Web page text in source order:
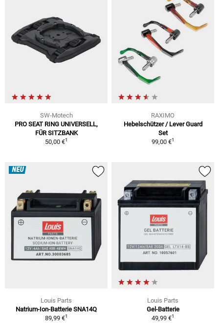
SW-Motech
PRO SEAT RING UNIVERSELL,
FÜR SITZBANK
50,00 €1
RAXIMO
Hebelschützer / Lever Guard
Set
99,00 €1
NEU
Louis Parts
Natrium-Ion-Batterie SNA14Q
89,99 €1
Louis Parts
Gel-Batterie
49,99 €1